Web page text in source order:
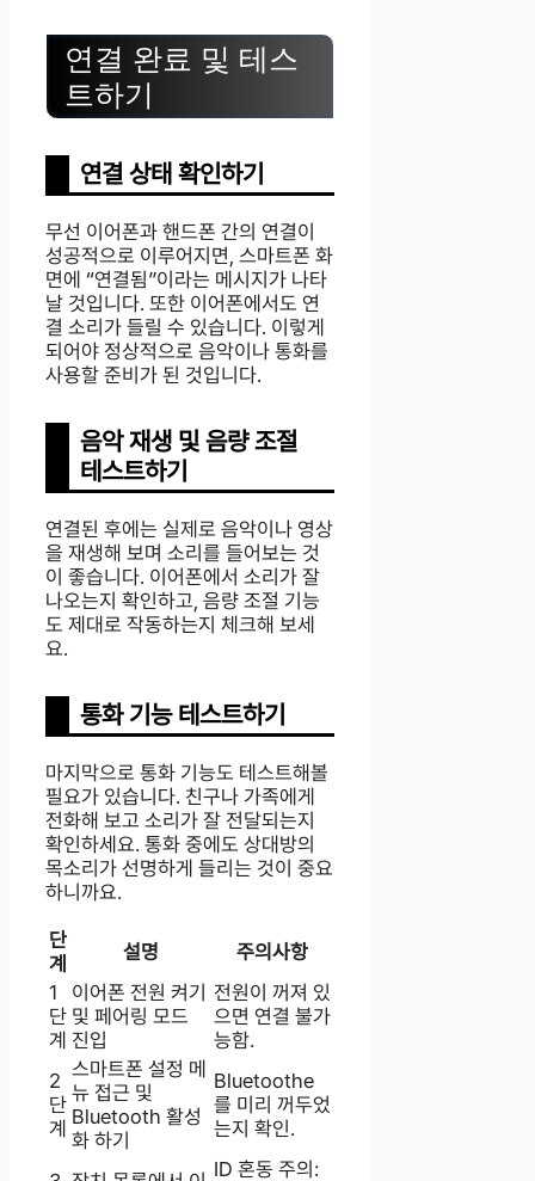
연결 완료 및 테스
트하기
연결 상태 확인하기
무선 이어폰과 핸드폰 간의 연결이
성공적으로 이루어지면, 스마트폰 화
면에 “연결됨”이라는 메시지가 나타
날 것입니다. 또한 이어폰에서도 연
결 소리가 들릴 수 있습니다. 이렇게
되어야 정상적으로 음악이나 통화를
사용할 준비가 된 것입니다.
음악 재생 및 음량 조절
테스트하기
연결된 후에는 실제로 음악이나 영상
을 재생해 보며 소리를 들어보는 것
이 좋습니다. 이어폰에서 소리가 잘
나오는지 확인하고, 음량 조절 기능
도 제대로 작동하는지 체크해 보세
요.
통화 기능 테스트하기
마지막으로 통화 기능도 테스트해볼
필요가 있습니다. 친구나 가족에게
전화해 보고 소리가 잘 전달되는지
확인하세요. 통화 중에도 상대방의
목소리가 선명하게 들리는 것이 중요
하니까요.
단
계
설명
주의사항
1
단
계
이어폰 전원 켜기
및 페어링 모드
진입
전원이 꺼져 있
으면 연결 불가
능함.
2
단
계
스마트폰 설정 메
뉴 접근 및
Bluetooth 활성
화 하기
Bluetoothe
를 미리 꺼두었
는지 확인.
ID 혼동 주의: